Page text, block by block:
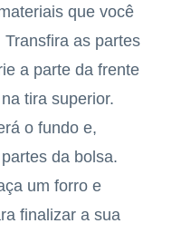
que você
as partes
a parte da frente
tira superior.
o fundo e,
da bolsa.
um forro e
finalizar a sua